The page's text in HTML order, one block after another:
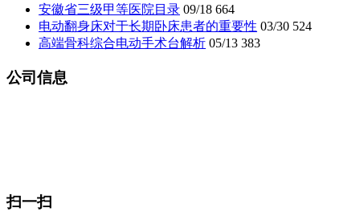
安徽省三级甲等医院目录 09/18 664
电动翻身床对于长期卧床患者的重要性 03/30 524
高端骨科综合电动手术台解析 05/13 383
公司信息
扫一扫